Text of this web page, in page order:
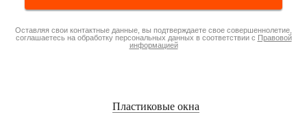
Оставляя свои контактные данные, вы подтверждаете свое совершеннолетие,
соглашаетесь на обработку персональных данных в соответствии с Правовой
информацией
Пластиковые окна